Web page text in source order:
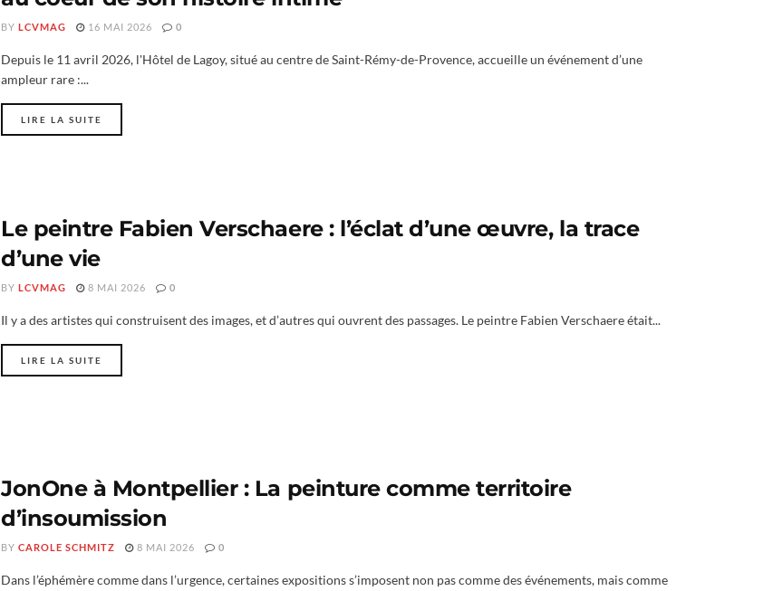
BY LCVMAG 16 MAI 2026 0
Depuis le 11 avril 2026, l'Hôtel de Lagoy, situé au centre de Saint-Rémy-de-Provence, accueille un événement d’une
ampleur rare :...
LIRE LA SUITE
Le peintre Fabien Verschaere : l’éclat d’une œuvre, la trace
d’une vie
BY LCVMAG 8 MAI 2026 0
Il y a des artistes qui construisent des images, et d’autres qui ouvrent des passages. Le peintre Fabien Verschaere était...
LIRE LA SUITE
JonOne à Montpellier : La peinture comme territoire
d’insoumission
BY CAROLE SCHMITZ 8 MAI 2026 0
Dans l’éphémère comme dans l’urgence, certaines expositions s’imposent non pas comme des événements, mais comme